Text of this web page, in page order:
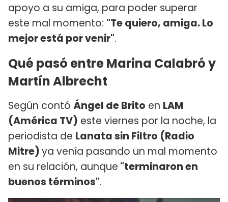
apoyo a su amiga, para poder superar
este mal momento: "Te quiero, amiga. Lo
mejor está por venir".
Qué pasó entreMarina Calabró y
Martín Albrecht
Según contó Ángel de Brito en LAM
(América TV) este viernes por la noche, la
periodista de Lanata sin Filtro (Radio
Mitre)ya venía pasando un mal momento
en su relación, aunque "terminaron en
buenos términos".